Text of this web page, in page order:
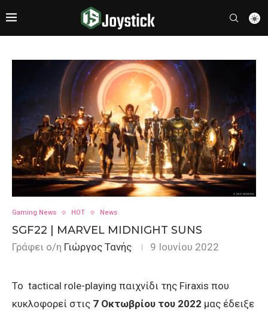
Gaming News HOT News
SGF22 | MARVEL MIDNIGHT SUNS
Γράφει ο/η Γιώργος Τανής 9 Ιουνίου 2022
To tactical role-playing παιχνίδι της Firaxis που
κυκλοφορεί στις 7 Οκτωβρίου του 2022 μας έδειξε